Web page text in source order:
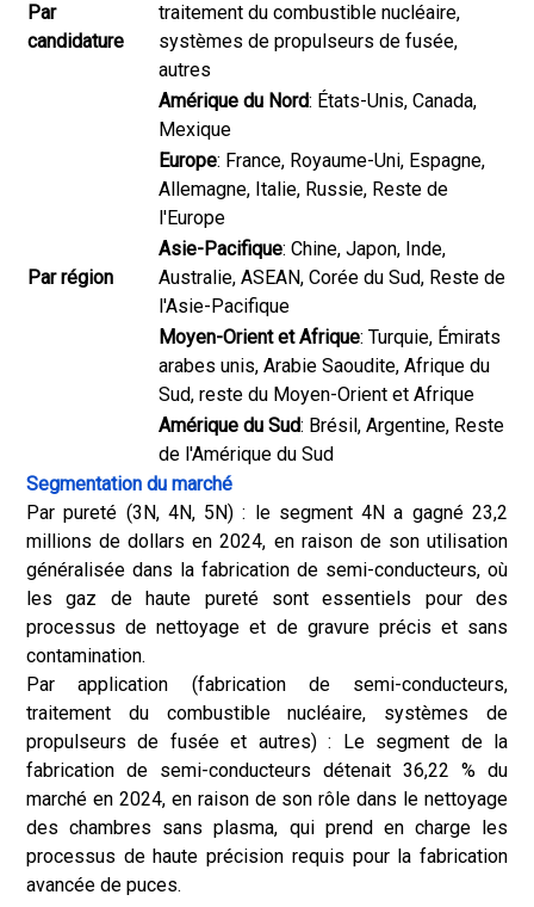
Par
candidature
traitement du combustible nucléaire,
systèmes de propulseurs de fusée,
autres
Par région
Amérique du Nord: États-Unis, Canada,
Mexique
Europe: France, Royaume-Uni, Espagne,
Allemagne, Italie, Russie, Reste de
l'Europe
Asie-Pacifique: Chine, Japon, Inde,
Australie, ASEAN, Corée du Sud, Reste de
l'Asie-Pacifique
Moyen-Orient et Afrique: Turquie, Émirats
arabes unis, Arabie Saoudite, Afrique du
Sud, reste du Moyen-Orient et Afrique
Amérique du Sud: Brésil, Argentine, Reste
de l'Amérique du Sud
Segmentation du marché
Par pureté (3N, 4N, 5N) : le segment 4N a gagné 23,2
millions de dollars en 2024, en raison de son utilisation
généralisée dans la fabrication de semi-conducteurs, où
les gaz de haute pureté sont essentiels pour des
processus de nettoyage et de gravure précis et sans
contamination.
Par application (fabrication de semi-conducteurs,
traitement du combustible nucléaire, systèmes de
propulseurs de fusée et autres) : Le segment de la
fabrication de semi-conducteurs détenait 36,22 % du
marché en 2024, en raison de son rôle dans le nettoyage
des chambres sans plasma, qui prend en charge les
processus de haute précision requis pour la fabrication
avancée de puces.